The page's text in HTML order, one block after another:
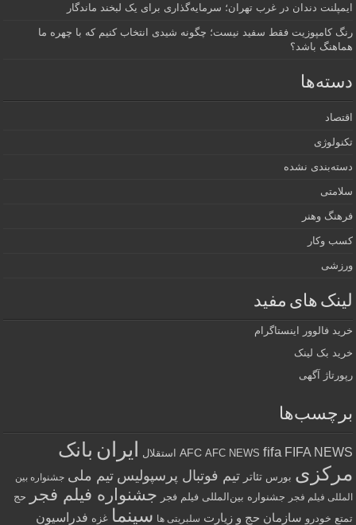
ایمپلنت دندان در غرب تهران؛ سرمایه‌گذاری برای یک لبخند ماندگار
رنگ کامپوزیت فقط سفید نیست؛ چگونه شیدی انتخاب کنیم که با چهره ما
هماهنگ باشد؟
دسته‌ها
اقتصاد
تکنولوژی
دسته‌بندی نشده
سلامتی
فرهنگ وهنر
کسب وکار
ورزشی
لینک های مفید
خرید فالوور اینستاگرام
خرید بک لینک
رپورتاژ آگهی
برچسب‌ها
AFC AFC NEWS fifa FIFA NEWS استقلال ایران بانک
مرکزی بورس تئاتر تیم فوتبال پرسپولیس تیم ملی جشنواره بین
المللی فیلم فجر
جشنواره بین‌المللی فیلم فجر جشنواره فیلم فجر
حج
تمتع خودرو سازمان حج و زیارت سلبریتی ها سینما غزه فدراسیون